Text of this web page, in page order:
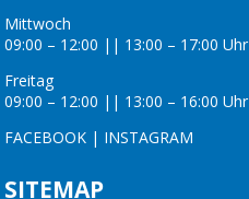
Mittwoch
09:00 – 12:00 || 13:00 – 17:00 Uhr
Freitag
09:00 – 12:00 || 13:00 – 16:00 Uhr
FACEBOOK | INSTAGRAM
SITEMAP